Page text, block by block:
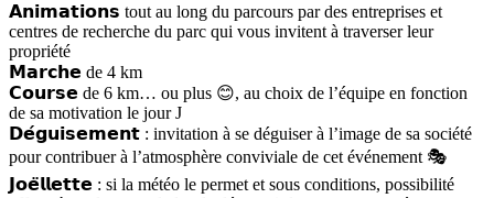
𝗔𝗻𝗶𝗺𝗮𝘁𝗶𝗼𝗻𝘀 tout au long du parcours par des entreprises et
centres de recherche du parc qui vous invitent à traverser leur
propriété
𝗠𝗮𝗿𝗰𝗵𝗲 de 4 km
𝗖𝗼𝘂𝗿𝘀𝗲 de 6 km… ou plus 😊, au choix de l’équipe en fonction
de sa motivation le jour J
𝗗𝗲́𝗴𝘂𝗶𝘀𝗲𝗺𝗲𝗻𝘁 : invitation à se déguiser à l’image de sa société
pour contribuer à l’atmosphère conviviale de cet événement 🎭
𝗝𝗼𝗲̈𝗹𝗹𝗲𝘁𝘁𝗲 : si la météo le permet et sous conditions, possibilité